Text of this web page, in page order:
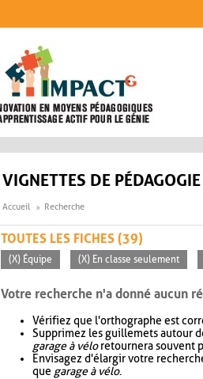
VIGNETTES DE
Accueil Recherche
TOUTES LES FICHES (39)
(X) Équipe (X) En classe seulement
Votre recherche n'a donné aucun
Vérifiez que l'orthographe est
Supprimez les guillemets autour
garage à véloretournera souvent
Envisagez d'élargir votre
que garage à vélo.